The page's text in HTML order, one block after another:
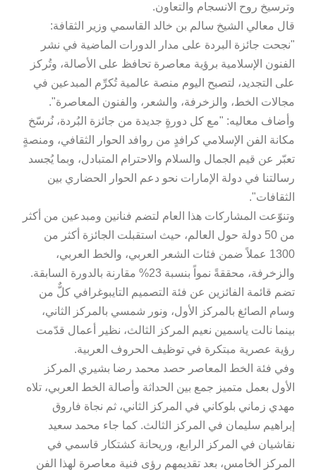
وترسيخ روح الانسجام والتعاون.
قال معالي الشيخ سالم بن خالد القاسمي وزير الثقافة:
"نجحت جائزة البردة على مدار الدورات الماضية في نشر
الفنون الإسلامية برؤية معاصرة تحافظ على الأصالة، وتُركز
على التجديد، لتصبح اليوم منصة عالمية تُكرِّم المبدعين في
مجالات الخط، والزخرفة، والشعر، والفنون المعاصرة".
وأضاف معاليه: "مع كل دورةٍ جديدة من جائزة البُردة، نُرسّخ
مكانة الفن الإسلامي كرافدٍ من روافد الحوار الثقافي، ومنصةٍ
تعبّر عن قيم الجمال والسلام والاحترام المتبادل، وبما يُجسد
رسالتنا في دولة الإمارات نحو دعم الحوار الحضاري بين
الثقافات".
وتنوّعت المشاركات هذا العام لتضم فنانين ومبدعين من أكثر
من 50 دولة حول العالم، حيث استقبلت الجائزة أكثر من
1300 عملاً ضمن فئات الشعر العربي، والخط العربي،
والزخرفة، محققةً نمواً بنسبة 23% مقارنة بالدورة السابقة.
تضم قائمة الفائزين عن فئة التصميم التايبوغرافي كلٌّ من
وسام الصائغ بالمركز الأول، ونور شمسي بالمركز الثاني،
بينما نالت ياسمين نعيم المركز الثالث، نظير أعمال قدّمت
رؤية عصرية مبتكرة في توظيف الحروف العربية.
وفي فئة الخط المعاصر حصد محمد رضا بشيري المركز
الأول بعمل متميز جمع بين الحداثة وأصالة الخط العربي، تلاه
مهدي زماني بلوكاني في المركز الثاني، ثم نجاة فاروق
إبراهيم سليمان في المركز الثالث. كما جاء محمد سعيد
نقاشيان في المركز الرابع، وريحانة كشتكار قاسمي في
المركز الخامس، بعد تقديمهم رؤى فنية معاصرة لهذا الفن